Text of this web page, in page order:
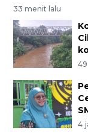
33 menit lalu
4